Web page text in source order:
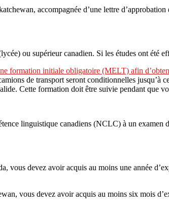
accompagnée d’une lettre
ou supérieur canadien. Si les études ont été
formation initiale obligatoire (MELT) afin
de transport seront conditionnelles
Cette formation doit être suivie pendant que
linguistique canadiens (NCLC) à un
vous devez avoir acquis au moins une année
vous devez avoir acquis au moins six mois